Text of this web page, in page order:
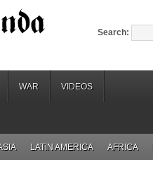
Search:
WAR VIDEOS
LATIN AMERICA AFRICA